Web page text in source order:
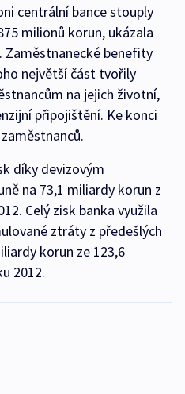
centrální bance stouply
milionů korun, ukázala
Zaměstnanecké benefity
největší část tvořily
na jejich životní,
připojištění. Ke konci
díky devizovým
na 73,1 miliardy korun z
Celý zisk banka využila
ztráty z předešlých
korun ze 123,6
2012.